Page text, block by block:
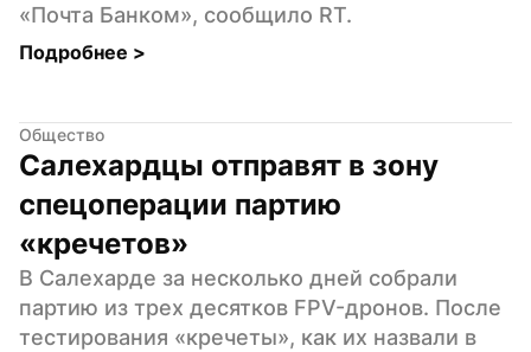
«Почта Банком», сообщило RT.
Подробнее >
Общество
Салехардцы отправят в зону
спецоперации партию
«кречетов»
В Салехарде за несколько дней собрали
партию из трех десятков FPV-дронов. После
тестирования «кречеты», как их назвали в